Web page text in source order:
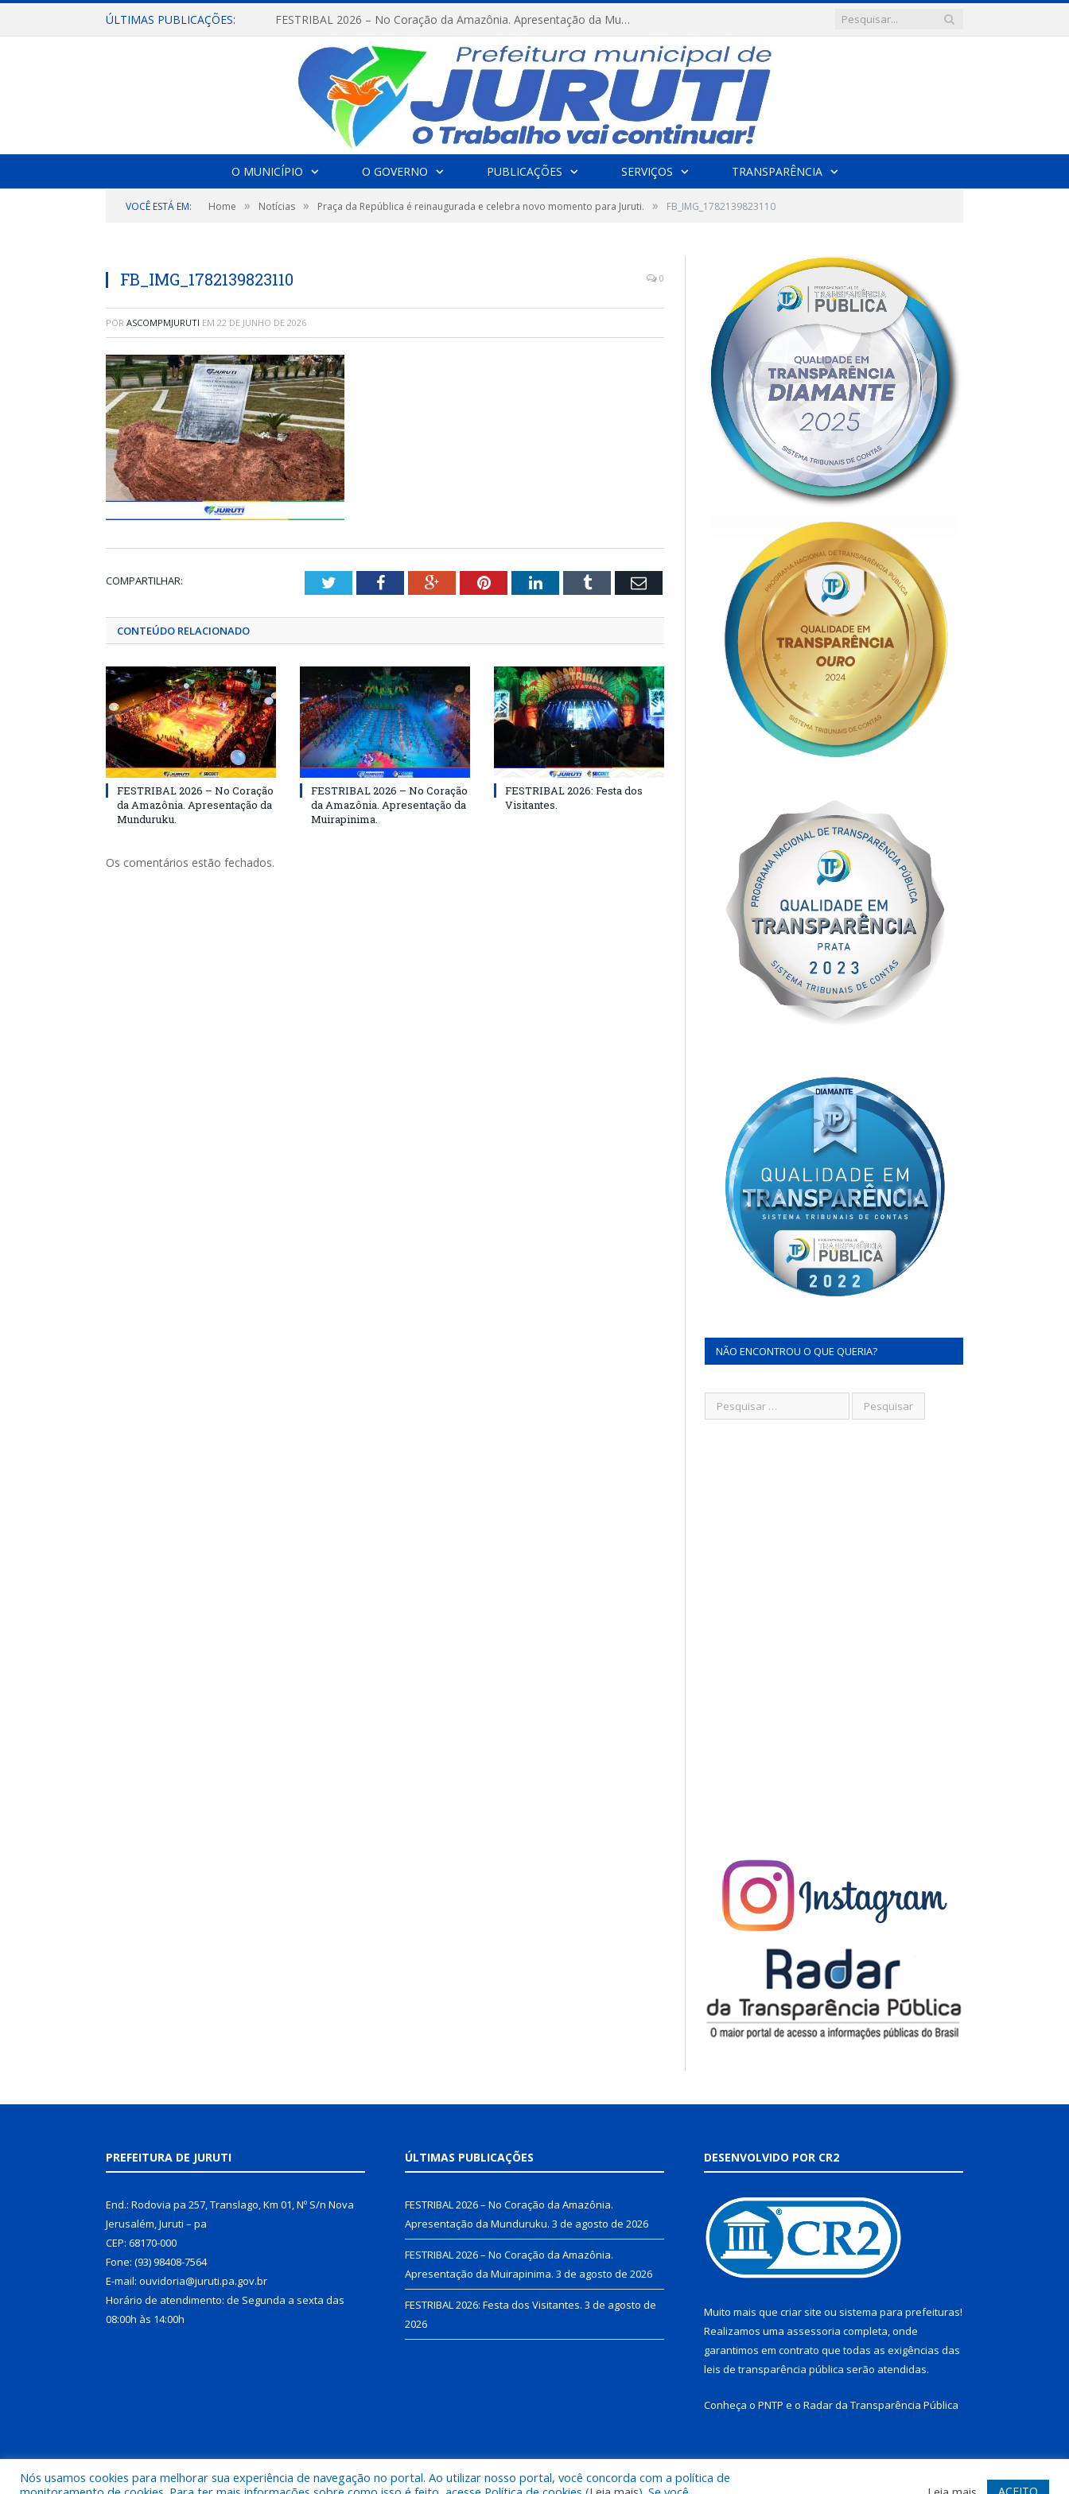
ÚLTIMAS PUBLICAÇÕES: FESTRIBAL 2026 – No Coração da Amazônia. Apresentação da Munduruku.
O MUNICÍPIO O GOVERNO PUBLICAÇÕES SERVIÇOS TRANSPARÊNCIA
VOCÊ ESTÁ EM: Home » Notícias » Praça da República é reinaugurada e celebra novo momento para Juruti. » FB_IMG_1782139823110
FB_IMG_1782139823110 0
POR ASCOMPMJURUTI EM 22 DE JUNHO DE 2026
COMPARTILHAR: TwitterFacebookGoogle+PinterestLinkedInTumblr Email
CONTEÚDO RELACIONADO
FESTRIBAL 2026 – No Coração
da Amazônia. Apresentação da
Munduruku.
FESTRIBAL 2026 – No Coração
da Amazônia. Apresentação da
Muirapinima.
FESTRIBAL 2026: Festa dos
Visitantes.
Os comentários estão fechados.
NÃO ENCONTROU O QUE QUERIA?
PREFEITURA DE JURUTI
End.: Rodovia pa 257, Translago, Km 01, Nº S/n Nova
Jerusalém, Juruti – pa
CEP: 68170-000
Fone: (93) 98408-7564
E-mail: ouvidoria@juruti.pa.gov.br
Horário de atendimento: de Segunda a sexta das
08:00h às 14:00h
ÚLTIMAS PUBLICAÇÕES
FESTRIBAL 2026 – No Coração da Amazônia.
Apresentação da Munduruku. 3 de agosto de 2026
FESTRIBAL 2026 – No Coração da Amazônia.
Apresentação da Muirapinima. 3 de agosto de 2026
FESTRIBAL 2026: Festa dos Visitantes. 3 de agosto de
2026
DESENVOLVIDO POR CR2
Muito mais que criar site ou sistema para prefeituras!
Realizamos uma assessoria completa, onde
garantimos em contrato que todas as exigências das
leis de transparência pública serão atendidas.
Conheça o PNTP e o Radar da Transparência Pública
Todos os direitos reservados a Prefeitura Municipal de Juruti. Mapa do Site Acessar Webmail
Nós usamos cookies para melhorar sua experiência de navegação no portal. Ao utilizar nosso portal, você concorda com a política de
ACEITO